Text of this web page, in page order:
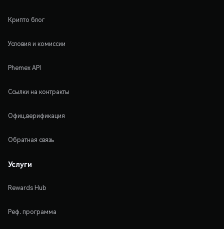
Крипто блог
Условия и комиссии
Phemex API
Ссылки на контракты
Офиц.верификация
Обратная связь
Услуги
Rewards Hub
Реф. программа